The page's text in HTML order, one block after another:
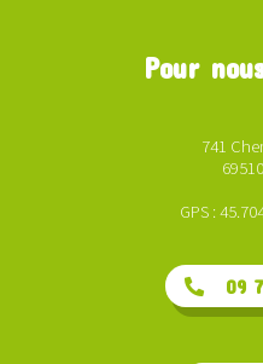
Pour
741
GPS :
09